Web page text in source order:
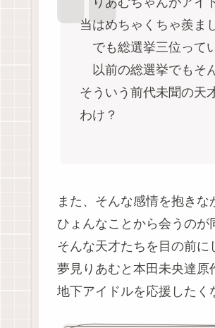
当はめちゃくちゃ羨ま
でも総選挙三位って
以前の総選挙でもそ
そういう前代未聞の天
わけ？
また、そんな感情を抱きな
ひょんなことから会うの
そんな天才たちを目の前に
夢見りあむと本田未央達原
地下アイドルを応援したく